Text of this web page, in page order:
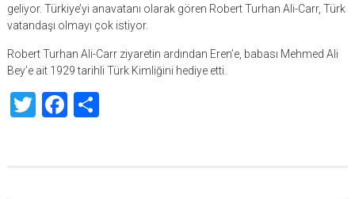
geliyor. Türkiye’yi anavatanı olarak gören Robert Turhan Ali-Carr, Türk
vatandaşı olmayı çok istiyor.
Robert Turhan Ali-Carr ziyaretin ardından Eren’e, babası Mehmed Ali
Bey’e ait 1929 tarihli Türk Kimliğini hediye etti.
TwitterFacebook
Share